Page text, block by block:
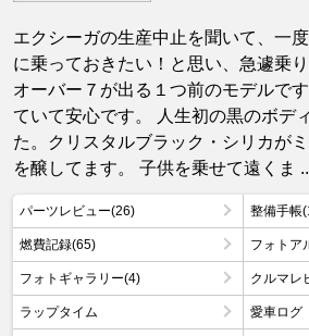
エクシーガの生産中止を聞いて、一
に乗っておきたい！と思い、急遽乗
オーバー７が出る１つ前のモデルで
ていて安心です。 人生初の黒のボデ
た。クリスタルブラック・シリカが
を醸してます。 子供を乗せて遠くま
パーツレビュー(26) 整備手帳
燃費記録(65) フォトア
フォトギャラリー(4) クルマレ
ラップタイム 愛車ログ